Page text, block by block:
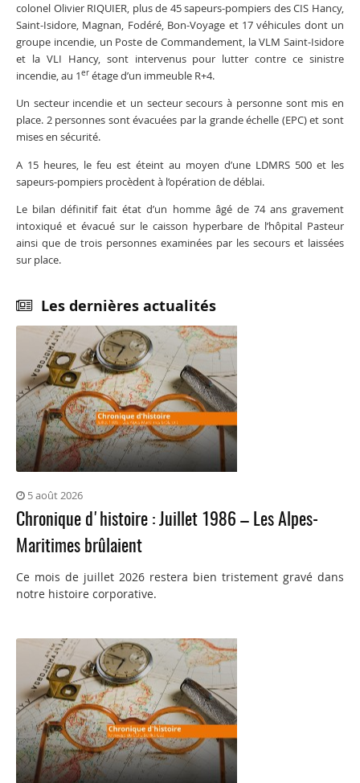
colonel Olivier RIQUIER, plus de 45 sapeurs-pompiers des CIS Hancy,
Saint-Isidore, Magnan, Fodéré, Bon-Voyage et 17 véhicules dont un
groupe incendie, un Poste de Commandement, la VLM Saint-Isidore
et la VLI Hancy, sont intervenus pour lutter contre ce sinistre
incendie, au 1er étage d’un immeuble R+4.
Un secteur incendie et un secteur secours à personne sont mis en
place. 2 personnes sont évacuées par la grande échelle (EPC) et sont
mises en sécurité.
A 15 heures, le feu est éteint au moyen d’une LDMRS 500 et les
sapeurs-pompiers procèdent à l’opération de déblai.
Le bilan définitif fait état d’un homme âgé de 74 ans gravement
intoxiqué et évacué sur le caisson hyperbare de l’hôpital Pasteur
ainsi que de trois personnes examinées par les secours et laissées
sur place.
Les dernières actualités
5 août 2026
Chronique d'histoire : Juillet 1986 – Les Alpes-
Maritimes brûlaient
Ce mois de juillet 2026 restera bien tristement gravé dans
notre histoire corporative.